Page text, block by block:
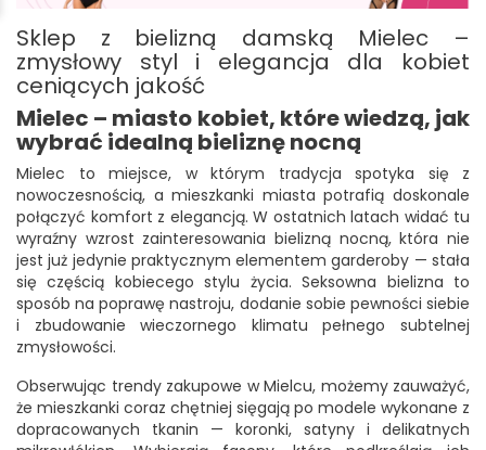
Sklep z bielizną damską Mielec –
zmysłowy styl i elegancja dla kobiet
ceniących jakość
Mielec – miasto kobiet, które wiedzą, jak
wybrać idealną bieliznę nocną
Mielec to miejsce, w którym tradycja spotyka się z
nowoczesnością, a mieszkanki miasta potrafią doskonale
połączyć komfort z elegancją. W ostatnich latach widać tu
wyraźny wzrost zainteresowania bielizną nocną, która nie
jest już jedynie praktycznym elementem garderoby — stała
się częścią kobiecego stylu życia. Seksowna bielizna to
sposób na poprawę nastroju, dodanie sobie pewności siebie
i zbudowanie wieczornego klimatu pełnego subtelnej
zmysłowości.
Obserwując trendy zakupowe w Mielcu, możemy zauważyć,
że mieszkanki coraz chętniej sięgają po modele wykonane z
dopracowanych tkanin — koronki, satyny i delikatnych